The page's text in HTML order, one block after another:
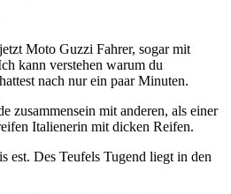
Moto Guzzi Fahrer, sogar mit
kann verstehen warum du
nach nur ein paar Minuten.
zusammensein mit anderen, als einer
Italienerin mit dicken Reifen.
est. Des Teufels Tugend liegt in den